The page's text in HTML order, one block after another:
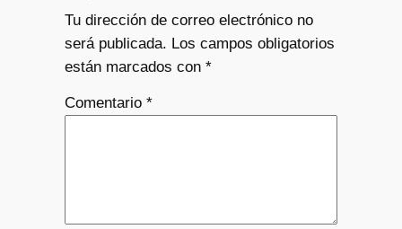
Tu dirección de correo electrónico no
será publicada. Los campos obligatorios
están marcados con *
Comentario *